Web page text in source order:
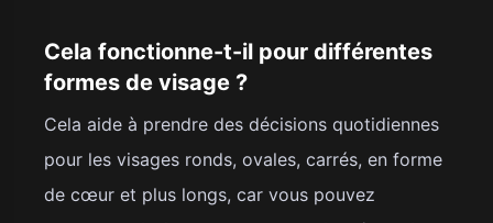
Cela fonctionne-t-il pour différentes
formes de visage ?
Cela aide à prendre des décisions quotidiennes
pour les visages ronds, ovales, carrés, en forme
de cœur et plus longs, car vous pouvez